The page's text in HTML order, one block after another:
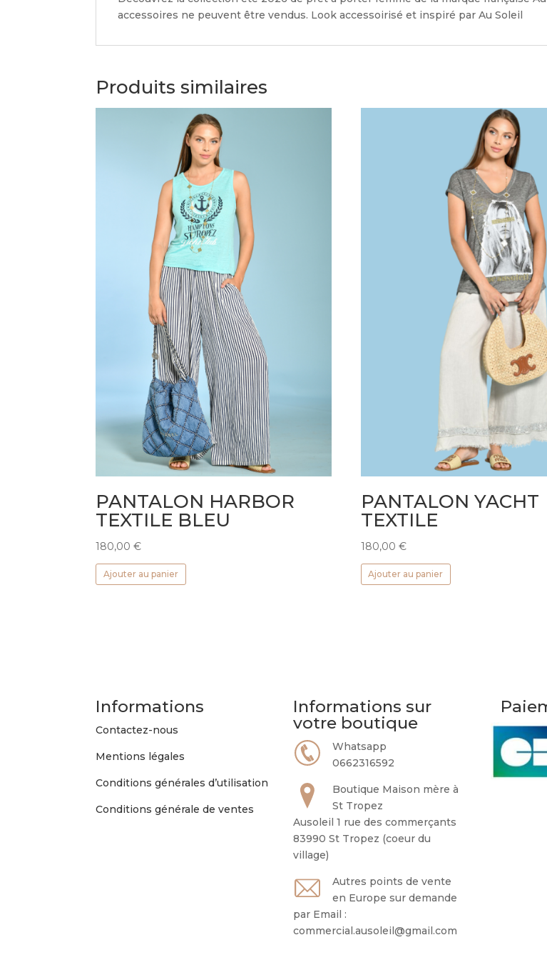
accessoires ne peuvent être vendus. Look accessoirisé et inspiré par Au Soleil
Produits similaires
PANTALON HARBOR
TEXTILE BLEU
180,00€
Ajouter au panier
PANTALON YACHT
TEXTILE
180,00 €
Ajouter au panier
Informations
Contactez-nous
Mentions légales
Conditions générales d’utilisation
Conditions générale de ventes
Informations sur
votre boutique
Whatsapp
0662316592
Boutique Maison mère à
St Tropez
Ausoleil 1 rue des commerçants
83990 St Tropez (coeur du
village)
Autres points de vente
en Europe sur demande
par Email :
commercial.ausoleil@gmail.com